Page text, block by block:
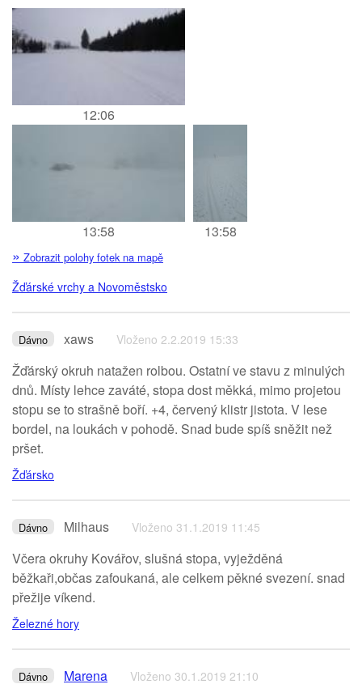
12:06
13:58 13:58
» Zobrazit polohy fotek na mapě
Žďárské vrchy a Novoměstsko
Dávno xaws Vloženo 2.2.2019 15:33
Žďárský okruh natažen rolbou. Ostatní ve stavu z minulých
dnů. Místy lehce zaváté, stopa dost měkká, mimo projetou
stopu se to strašně boří. +4, červený klistr jistota. V lese
bordel, na loukách v pohodě. Snad bude spíš sněžit než
pršet.
Žďársko
Dávno Milhaus Vloženo 31.1.2019 11:45
Včera okruhy Kovářov, slušná stopa, vyježděná
běžkaři,občas zafoukaná, ale celkem pěkné svezení. snad
přežije víkend.
Železné hory
Dávno Marena Vloženo 30.1.2019 21:10